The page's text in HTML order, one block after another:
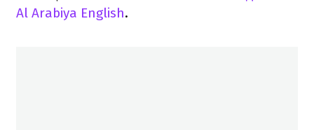
Al Arabiya English.